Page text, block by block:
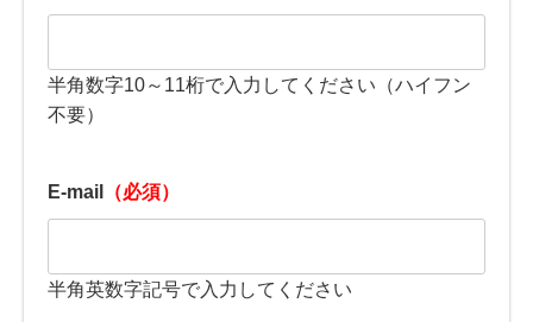
半角数字10～11桁で入力してください（ハイフン
不要）
E-mail （必須）
半角英数字記号で入力してください